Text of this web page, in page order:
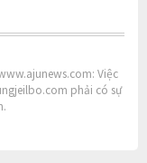
Việc
phải có sự